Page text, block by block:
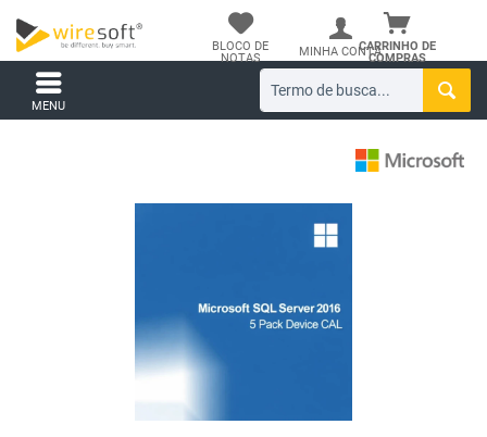
CARRINHO DE
COMPRAS
BLOCO DE
NOTAS
MINHA CONTA
MENU